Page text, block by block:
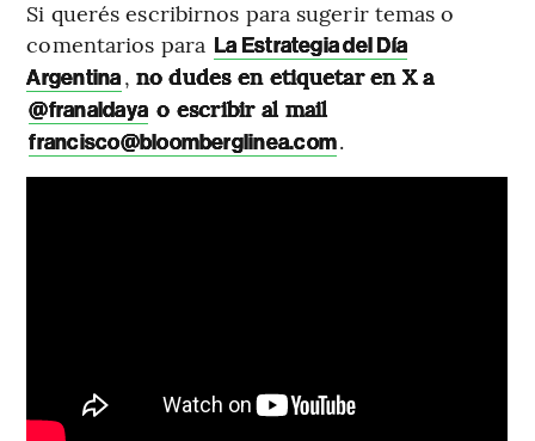
Si querés escribirnos para sugerir temas o
comentarios para La Estrategia del Día
Argentina, no dudes en etiquetar en X a
@franaldaya o escribir al mail
francisco@bloomberglinea.com.